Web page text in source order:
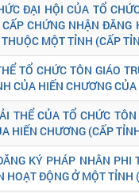
ĐẠI HỘI CỦA TỔ
CHỨNG NHẬN
MỘT TỈNH (CẤP
TỔ CHỨC TÔN GIÁO
CỦA HIẾN CHƯƠNG
THỂ CỦA TỔ CHỨC
HIẾN CHƯƠNG (CẤP
KÝ PHÁP NHÂN PHI
HOẠT ĐỘNG Ở MỘT TỈNH